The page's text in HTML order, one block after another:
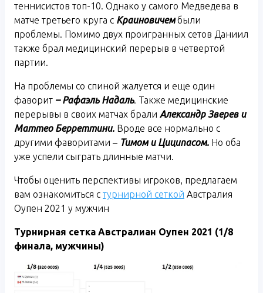
теннисистов топ-10. Однако у самого Медведева в
матче третьего круга с Краиновичембыли
проблемы. Помимо двух проигранных сетов Даниил
также брал медицинский перерыв в четвертой
партии.
На проблемы со спиной жалуется и еще один
фаворит – Рафаэль Надаль. Также медицинские
перерывы в своих матчах брали Александр Зверев и
Маттео Берреттини. Вроде все нормально с
другими фаворитами – Тимом и Циципасом. Но оба
уже успели сыграть длинные матчи.
Чтобы оценить перспективы игроков, предлагаем
вам ознакомиться с турнирной сеткой Австралия
Оупен 2021 у мужчин
Турнирная сетка Австралиан Оупен 2021 (1/8
финала, мужчины)